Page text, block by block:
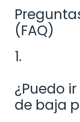
(FAQ)
1.
¿Puedo
de baja